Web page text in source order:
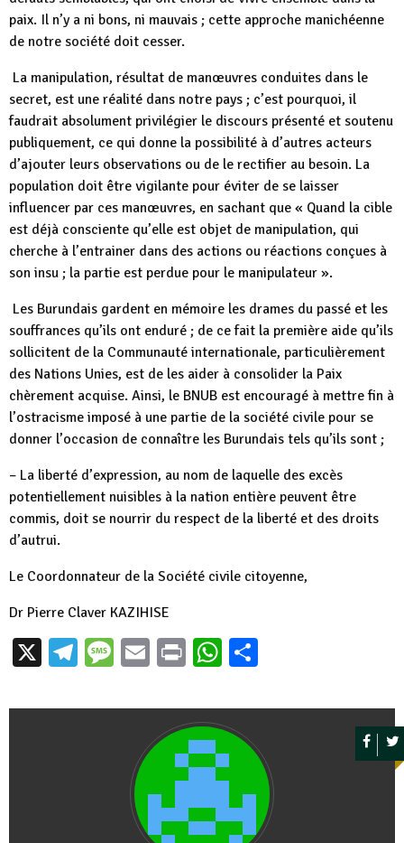
paix. Il n’y a ni bons, ni mauvais ; cette approche manichéenne
de notre société doit cesser.
La manipulation, résultat de manœuvres conduites dans le
secret, est une réalité dans notre pays ; c’est pourquoi, il
faudrait absolument privilégier le discours présenté et soutenu
publiquement, ce qui donne la possibilité à d’autres acteurs
d’ajouter leurs observations ou de le rectifier au besoin. La
population doit être vigilante pour éviter de se laisser
influencer par ces manœuvres, en sachant que « Quand la cible
est déjà consciente qu’elle est objet de manipulation, qui
cherche à l’entrainer dans des actions ou réactions conçues à
son insu ; la partie est perdue pour le manipulateur ».
Les Burundais gardent en mémoire les drames du passé et les
souffrances qu’ils ont enduré ; de ce fait la première aide qu’ils
sollicitent de la Communauté internationale, particulièrement
des Nations Unies, est de les aider à consolider la Paix
chèrement acquise. Ainsi, le BNUB est encouragé à mettre fin à
l’ostracisme imposé à une partie de la société civile pour se
donner l’occasion de connaître les Burundais tels qu’ils sont ;
– La liberté d’expression, au nom de laquelle des excès
potentiellement nuisibles à la nation entière peuvent être
commis, doit se nourrir du respect de la liberté et des droits
d’autrui.
Le Coordonnateur de la Société civile citoyenne,
Dr Pierre Claver KAZIHISE
X Telegram
Message
EmailPrintWhatsApp